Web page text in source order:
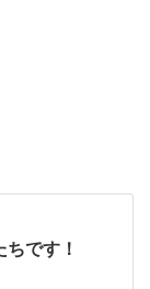
です！